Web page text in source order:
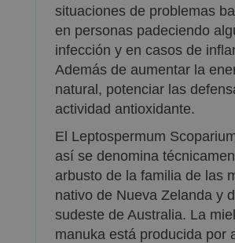
situaciones de problemas
en personas padeciendo
infección y en casos de
Además de aumentar la
natural, potenciar las
actividad antioxidante.
El Leptospermum
así se denomina
arbusto de la familia de las
nativo de Nueva Zelanda y
sudeste de Australia. La
manuka está producida por